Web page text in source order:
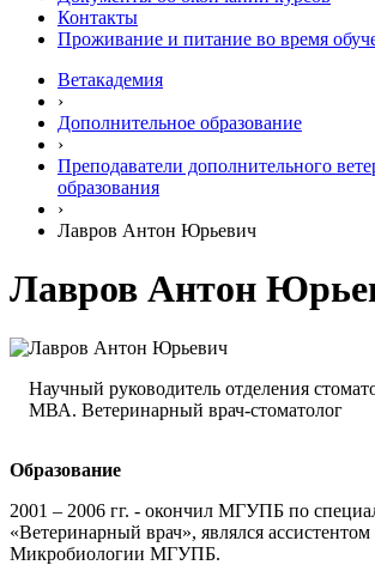
Контакты
Проживание и питание во время
Ветакадемия
›
Дополнительное образование
›
Преподаватели дополнительного
образования
›
Лавров Антон Юрьевич
Лавров Антон
Научный руководитель отделения
МВА. Ветеринарный врач-стоматолог
Образование
2001 – 2006 гг. - окончил МГУПБ по
«Ветеринарный врач», являлся
Микробиологии МГУПБ.